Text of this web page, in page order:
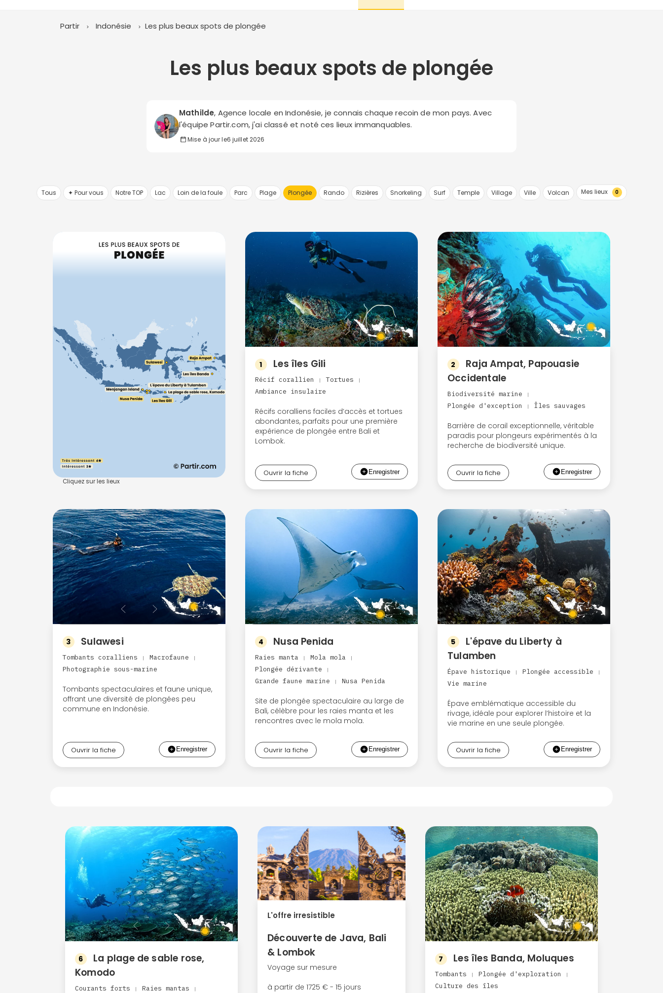
Partir Indonésie Les plus beaux spots de plongée
Les plus beaux spots de plongée
Mathilde, Agence locale en Indonésie, je connais chaque recoin de mon pays. Avec
l'équipe Partir.com, j'ai classé et noté ces lieux immanquables.
Mise à jour le6 juillet 2026
Tous ✦ Pour vous Notre TOP Lac Loin de la foule Parc Plage Plongée Rando Rizières Snorkeling Surf Temple Village Ville Volcan Mes lieux 0
Cliquez sur les lieux
1 Les îles Gili
Récif corallien | Tortues |
Ambiance insulaire
Récifs coralliens faciles d’accès et tortues
abondantes, parfaits pour une première
expérience de plongée entre Bali et
Lombok.
Ouvrir la fiche
2
Raja Ampat, Papouasie
Occidentale
Biodiversité marine |
Plongée d'exception | Îles sauvages
Barrière de corail exceptionnelle, véritable
paradis pour plongeurs expérimentés à la
recherche de biodiversité unique.
Ouvrir la fiche
3 Sulawesi
Tombants coralliens | Macrofaune |
Photographie sous-marine
Tombants spectaculaires et faune unique,
offrant une diversité de plongées peu
commune en Indonésie.
Ouvrir la fiche
4 Nusa Penida
Raies manta | Mola mola |
Plongée dérivante |
Grande faune marine | Nusa Penida
Site de plongée spectaculaire au large de
Bali, célèbre pour les raies manta et les
rencontres avec le mola mola.
Ouvrir la fiche
5
L'épave du Liberty à
Tulamben
Épave historique | Plongée accessible |
Vie marine
Épave emblématique accessible du
rivage, idéale pour explorer l’histoire et la
vie marine en une seule plongée.
Ouvrir la fiche
6
La plage de sable rose,
Komodo
Courants forts | Raies mantas |
L'offre irresistible
Découverte de Java, Bali
& Lombok
Voyage sur mesure
à partir de 1725 € - 15 jours
7 Les îles Banda, Moluques
Tombants | Plongée d'exploration |
Culture des îles
Continuer avec Apple
ou connectez-vous par mail